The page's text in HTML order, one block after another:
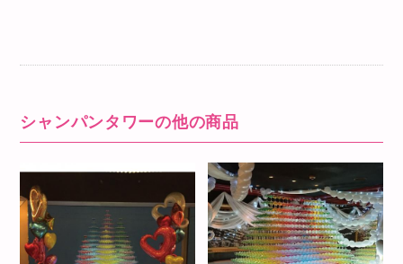
シャンパンタワーの他の商品